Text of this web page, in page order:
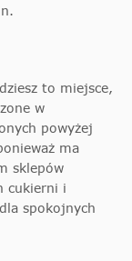
to miejsce,
w
powyżej
ma
sklepów
cukierni i
spokojnych